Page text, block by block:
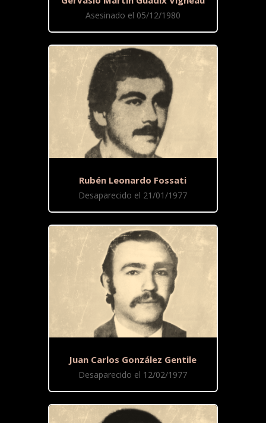
Asesinado el 05/12/1980
Rubén Leonardo Fossati
Desaparecido el 21/01/1977
Juan Carlos González Gentile
Desaparecido el 12/02/1977